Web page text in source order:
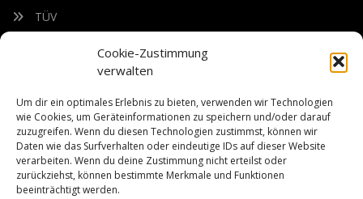
Cookie-Zustimmung
verwalten
Um dir ein optimales Erlebnis zu bieten, verwenden wir Technologien
wie Cookies, um Geräteinformationen zu speichern und/oder darauf
zuzugreifen. Wenn du diesen Technologien zustimmst, können wir
Daten wie das Surfverhalten oder eindeutige IDs auf dieser Website
verarbeiten. Wenn du deine Zustimmung nicht erteilst oder
zurückziehst, können bestimmte Merkmale und Funktionen
beeinträchtigt werden.
TÜV
Bleiben Sie auf dem Laufenden über unsere sich ständig
weiterentwickelnden Produkteigenschaften und Technologien.
Geben Sie Ihre E-Mail-Adresse ein und abonnieren Sie unseren
Newsletter.